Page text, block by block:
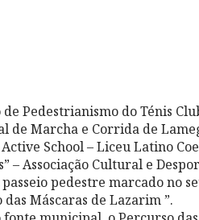
de Pedestrianismo do Ténis
de Marcha e Corrida de
School – Liceu Latino
– Associação Cultural e
pedestre marcado no
Máscaras de Lazarim ”.